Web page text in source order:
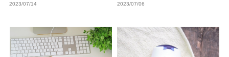
2023/07/14 2023/07/06